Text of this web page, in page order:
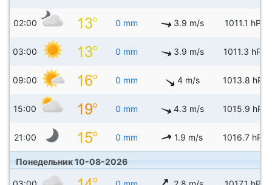
02:00 0 mm 3.9 m/s 1011.1 hPa
03:00 0 mm 3.9 m/s 1011.3 hPa
09:00 0 mm 4 m/s 1013.8 hPa
15:00 0 mm 4.3 m/s 1015.9 hPa
21:00 0 mm 1.9 m/s 1016.7 hPa
Понедельник 10-08-2026